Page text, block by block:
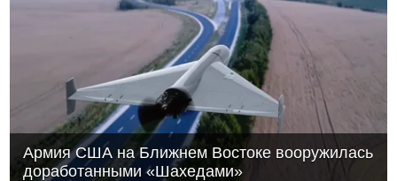
Армия США на Ближнем Востоке вооружилась
доработанными «Шахедами»